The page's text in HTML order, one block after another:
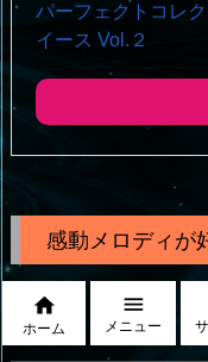
パーフェクトコレ
イース Vol.２
感動メロディが

ホーム

メニュー